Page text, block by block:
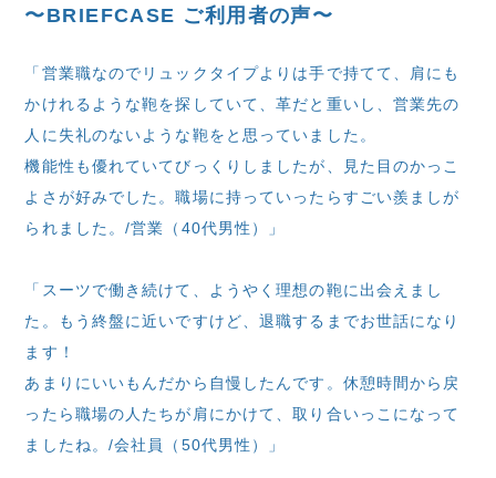
〜BRIEFCASE ご利用者の声〜
「営業職なのでリュックタイプよりは手で持てて、肩にも
かけれるような鞄を探していて、革だと重いし、営業先の
人に失礼のないような鞄をと思っていました。
機能性も優れていてびっくりしましたが、見た目のかっこ
よさが好みでした。職場に持っていったらすごい羨ましが
られました。/営業（40代男性）」
「スーツで働き続けて、ようやく理想の鞄に出会えまし
た。もう終盤に近いですけど、退職するまでお世話になり
ます！
あまりにいいもんだから自慢したんです。休憩時間から戻
ったら職場の人たちが肩にかけて、取り合いっこになって
ましたね。/会社員（50代男性）」